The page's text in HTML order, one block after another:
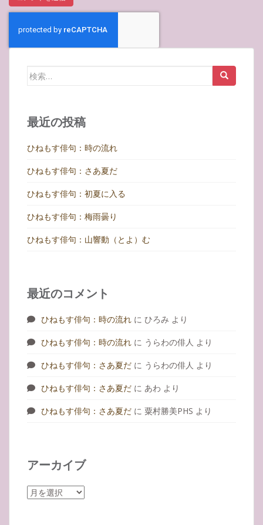
検
最近の投稿
ひねもす俳句：時の流れ
ひねもす俳句：さあ夏だ
ひねもす俳句：初夏に入る
ひねもす俳句：梅雨曇り
ひねもす俳句：山響動（とよ）む
最近のコメント
ひねもす俳句：時の流れ に ひろみ より
ひねもす俳句：時の流れ に うらわの俳人 より
ひねもす俳句：さあ夏だ に うらわの俳人 より
ひねもす俳句：さあ夏だ に あわ より
ひねもす俳句：さあ夏だ に 粟村勝美PHS より
アーカイブ
ア